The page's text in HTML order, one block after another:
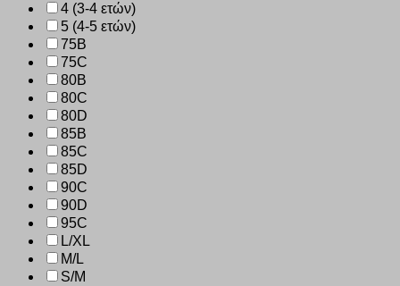
4 (3-4 ετών)
5 (4-5 ετών)
75B
75C
80B
80C
80D
85B
85C
85D
90C
90D
95C
L/XL
M/L
S/M